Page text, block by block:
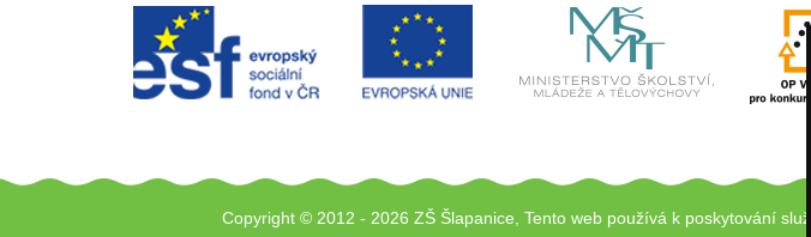
Copyright © 2012 - 2026 ZŠ Šlapanice, Tento web používá k poskytování